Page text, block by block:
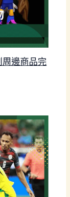
邊商品完